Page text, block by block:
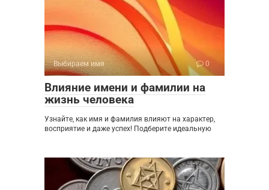
Выбираем имя 0
Влияние имени и фамилии на
жизнь человека
Узнайте, как имя и фамилия влияют на характер,
восприятие и даже успех! Подберите идеальную